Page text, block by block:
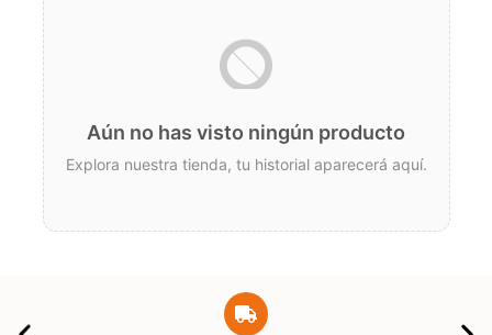
Aún no has visto ningún producto
Explora nuestra tienda, tu historial aparecerá aquí.